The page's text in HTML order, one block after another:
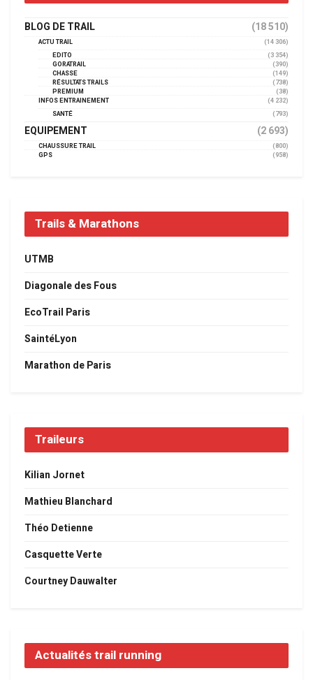
BLOG DE TRAIL (18 510)
ACTU TRAIL
(14 306)
EDITO
(3 354)
GORATRAIL
(390)
CHASSE
(149)
RÉSULTATS TRAILS
(738)
PREMIUM
(38)
INFOS ENTRAINEMENT
(4 232)
SANTÉ
(793)
EQUIPEMENT (2 693)
CHAUSSURE TRAIL
(800)
GPS
(958)
Trails & Marathons
UTMB
Diagonale des Fous
EcoTrail Paris
SaintéLyon
Marathon de Paris
Traileurs
Kilian Jornet
Mathieu Blanchard
Théo Detienne
Casquette Verte
Courtney Dauwalter
Actualités trail running